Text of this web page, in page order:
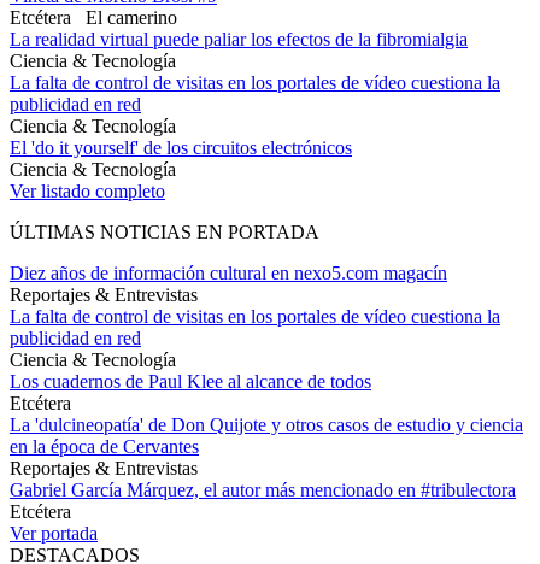
Etcétera
El camerino
La realidad virtual puede paliar los efectos de la fibromialgia
Ciencia & Tecnología
La falta de control de visitas en los portales de vídeo cuestiona la
publicidad en red
Ciencia & Tecnología
El 'do it yourself' de los circuitos electrónicos
Ciencia & Tecnología
Ver listado completo
ÚLTIMAS NOTICIAS EN PORTADA
Diez años de información cultural en nexo5.com magacín
Reportajes & Entrevistas
La falta de control de visitas en los portales de vídeo cuestiona la
publicidad en red
Ciencia & Tecnología
Los cuadernos de Paul Klee al alcance de todos
Etcétera
La 'dulcineopatía' de Don Quijote y otros casos de estudio y ciencia
en la época de Cervantes
Reportajes & Entrevistas
Gabriel García Márquez, el autor más mencionado en #tribulectora
Etcétera
Ver portada
DESTACADOS